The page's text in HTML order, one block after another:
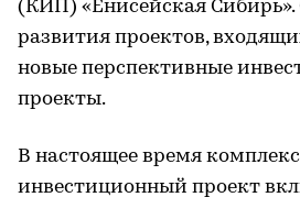
(КИП) «Енисейская
развития проектов,
новые перспективные
проекты.
В настоящее время
инвестиционный проект